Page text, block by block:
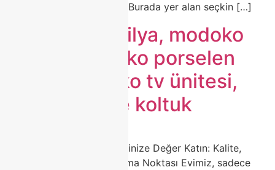
sektörün öncüsü olmuştur.Burada yer alan seçkin […]
modoko mobilya, modoko
koltuk, modoko porselen
masa, modoko tv ünitesi,
modoko köşe koltuk
🛋️ Modoko Mobilya ile Evinize Değer Katın: Kalite,
Zarafet ve Estetiğin Buluşma Noktası Evimiz, sadece